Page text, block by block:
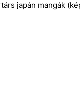
japán mangák